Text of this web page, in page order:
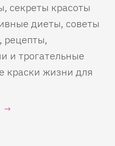
секреты красоты
диеты, советы
рецепты,
и трогательные
краски жизни для